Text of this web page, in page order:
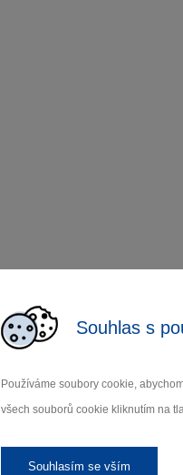
Souhlas s
Používáme soubory cookie,
všech souborů cookie kliknutím na
Souhlasím se vším